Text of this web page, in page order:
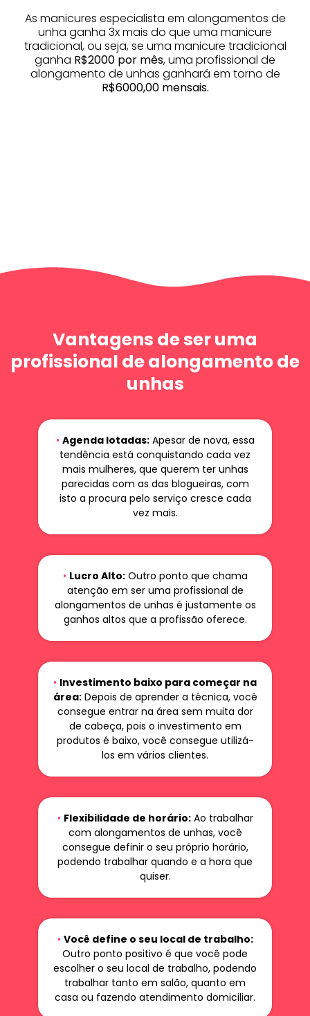
As manicures especialista em alongamentos de
unha ganha 3x mais do que uma manicure
tradicional, ou seja, se uma manicure tradicional
ganha R$2000 por mês, uma profissional de
alongamento de unhas ganhará em torno de
R$6000,00 mensais.
Vantagens de ser uma
profissional de alongamento de
unhas
• Agenda lotadas:Apesar de nova, essa
tendência está conquistando cada vez
mais mulheres, que querem ter unhas
parecidas com as das blogueiras, com
isto a procura pelo serviço cresce cada
vez mais.
• Lucro Alto:Outro ponto que chama
atenção em ser uma profissional de
alongamentos de unhas é justamente os
ganhos altos que a profissão oferece.
• Investimento baixo para começar na
área:Depois de aprender a técnica, você
consegue entrar na área sem muita dor
de cabeça, pois o investimento em
produtos é baixo, você consegue utilizá-
los em vários clientes.
• Flexibilidade de horário:Ao trabalhar
com alongamentos de unhas, você
consegue definir o seu próprio horário,
podendo trabalhar quando e a hora que
quiser.
• Você define o seu local de trabalho:
Outro ponto positivo é que você pode
escolher o seu local de trabalho, podendo
trabalhar tanto em salão, quanto em
casa ou fazendo atendimento domiciliar.